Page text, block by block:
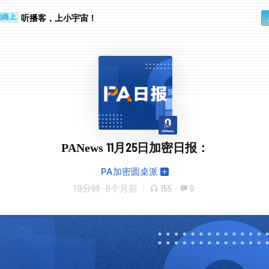
上 听播客，上小宇宙！
PANews 11月25日加密日报：
PA加密圆桌派
18分钟 · 8个月前 155 · 0